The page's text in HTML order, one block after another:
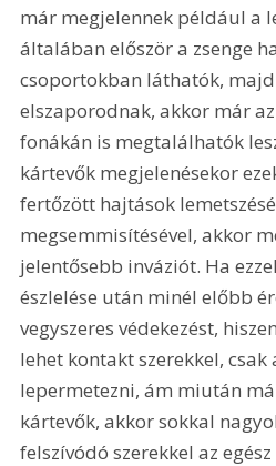
már megjelennek például a
általában először a zsenge
csoportokban láthatók,
elszaporodnak, akkor már
fonákán is megtalálhatók
kártevők megjelenésekor
fertőzött hajtások
megsemmisítésével, akkor
jelentősebb inváziót. Ha
észlelése után minél előbb
vegyszeres védekezést,
lehet kontakt szerekkel,
lepermetezni, ám miután
kártevők, akkor sokkal
felszívódó szerekkel az